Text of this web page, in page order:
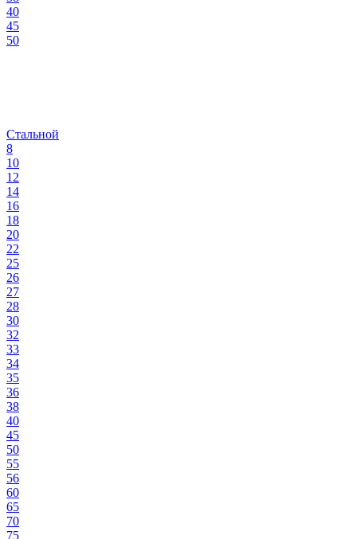
40
45
50
Стальной
8
10
12
14
16
18
20
22
25
26
27
28
30
32
33
34
35
36
38
40
45
50
55
56
60
65
70
75